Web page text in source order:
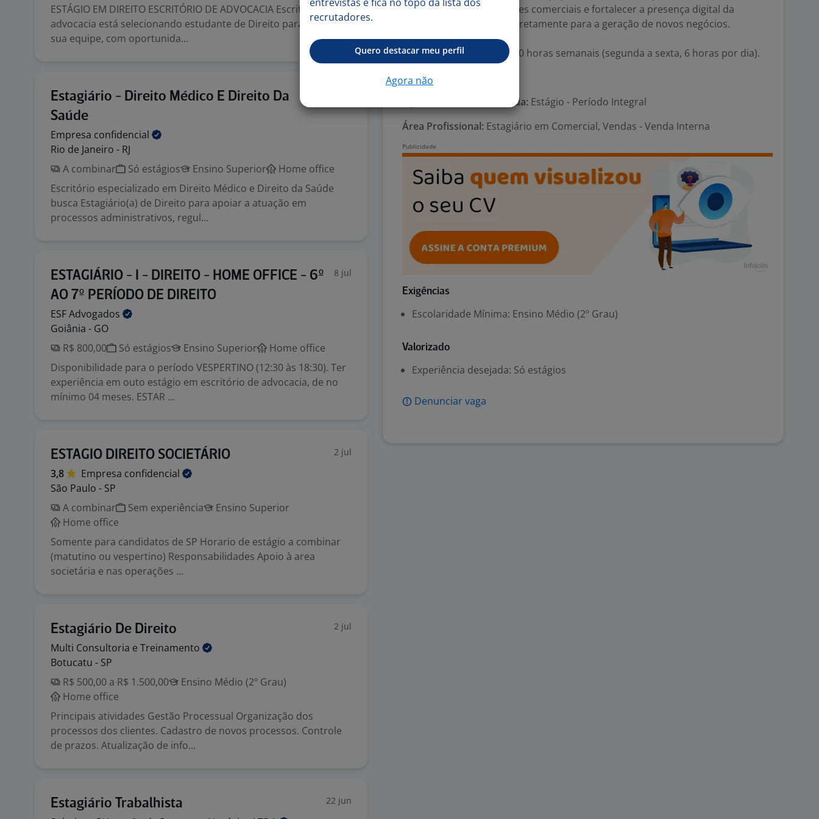
ESTÁGIO EM DIREITO ESCRITÓRIO DE ADVOCACIA Escritório de
advocacia está selecionando estudante de Direito para integrar
sua equipe, com oportunida...
Estagiário - Direito Médico E Direito Da
Saúde
Empresa confidencial
Rio de Janeiro - RJ
A combinar
Só estágios Ensino Superior
Home office
Escritório especializado em Direito Médico e Direito da Saúde
busca Estagiário(a) de Direito para apoiar a atuação em
processos administrativos, regul...
ESTAGIÁRIO - I - DIREITO - HOME OFFICE - 6º
AO 7º PERÍODO DE DIREITO
8 jul
ESFAdvogados
Goiânia - GO
R$ 800,00
Só estágios Ensino Superior
Home office
Disponibilidade para o período VESPERTINO (12:30 às 18:30). Ter
experiência em outo estágio em escritório de advocacia, de no
mínimo 04 meses. ESTAR ...
ESTAGIO DIREITO SOCIETÁRIO 2 jul
3,8 Empresa confidencial
São Paulo - SP
A combinar
Sem experiência
Ensino Superior
Home office
Somente para candidatos de SP Horario de estágio a combinar
(matutino ou vespertino) Responsabilidades Apoio à area
societária e nas operações ...
Estagiário De Direito 2 jul
Multi Consultoria e Treinamento
Botucatu - SP
R$ 500,00 a R$ 1.500,00
Ensino Médio (2º Grau)
Home office
Principais atividades Gestão Processual Organização dos
processos dos clientes. Cadastro de novos processos. Controle
de prazos. Atualização de info...
Estagiário Trabalhista 22 jun
desenvolver apresentações comerciais e fortalecer a presença digital da
empresa, contribuindo diretamente para a geração de novos negócios.
Carga horária sugerida: 30 horas semanais (segunda a sexta, 6 horas por dia).
Número de vagas:
Tipo de contrato e Jornada: Estágio - Período Integral
Área Profissional: Estagiário em Comercial, Vendas - Venda Interna
Exigências
Escolaridade Mínima: Ensino Médio (2º Grau)
Valorizado
Experiência desejada: Só estágios
Denunciar vaga
recrutadores.
Quero destacar meu perfil
Agora não